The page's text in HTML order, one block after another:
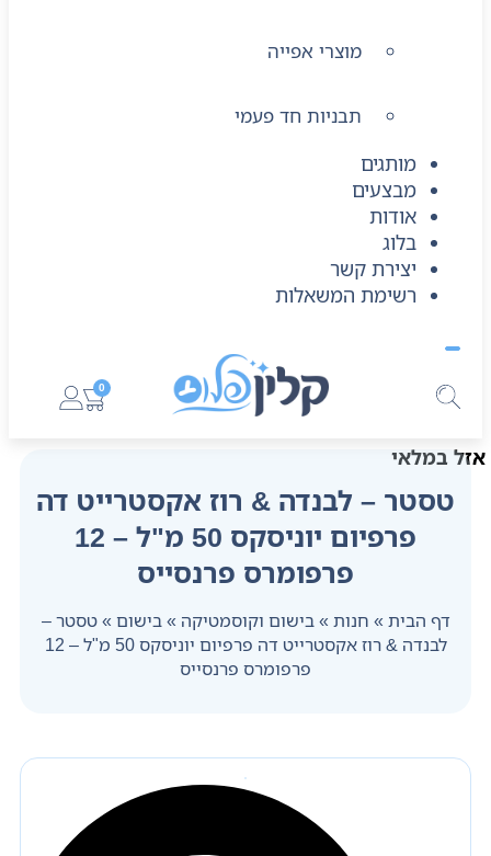
0
מוצרי אפייה
תבניות חד פעמי
מותגים
מבצעים
אודות
בלוג
יצירת קשר
רשימת המשאלות
אזל במלאי
טסטר – לבנדה & רוז אקסטרייט דה
פרפיום יוניסקס 50 מ"ל – 12
פרפומרס פרנסייס
דף הבית » חנות »בישום וקוסמטיקה »בישום »טסטר –
לבנדה & רוז אקסטרייט דה פרפיום יוניסקס 50 מ"ל – 12
פרפומרס פרנסייס